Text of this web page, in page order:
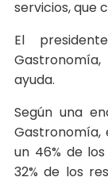
servicios, que
El
ayuda.
Según una
Gastronomía,
un 46% de
32% de los